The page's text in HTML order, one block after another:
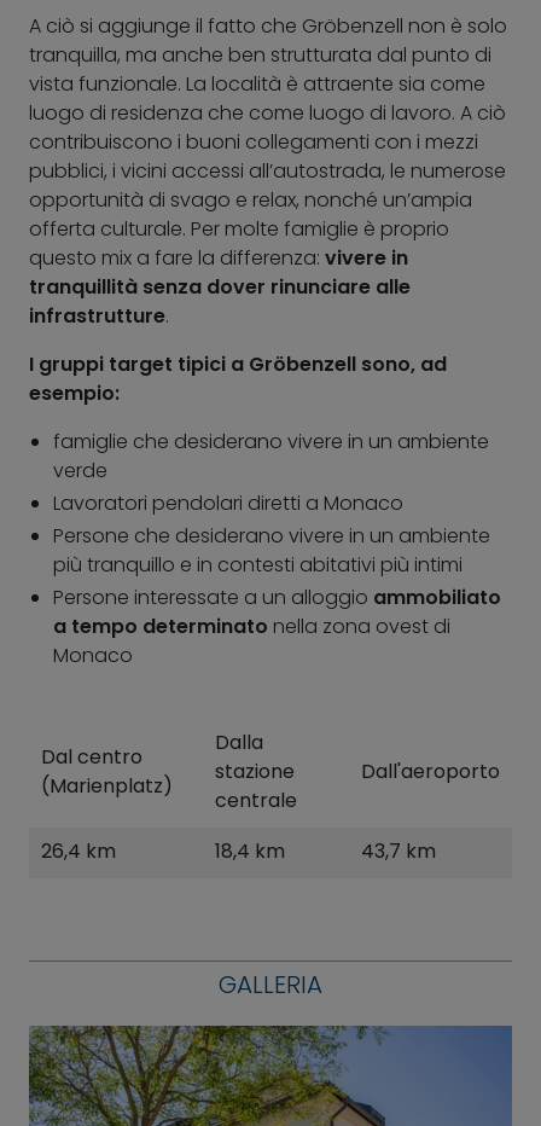
A ciò si aggiunge il fatto che Gröbenzell non è solo
tranquilla, ma anche ben strutturata dal punto di
vista funzionale. La località è attraente sia come
luogo di residenza che come luogo di lavoro. A ciò
contribuiscono i buoni collegamenti con i mezzi
pubblici, i vicini accessi all’autostrada, le numerose
opportunità di svago e relax, nonché un’ampia
offerta culturale. Per molte famiglie è proprio
questo mix a fare la differenza: vivere in
tranquillità senza dover rinunciare alle
infrastrutture.
I gruppi target tipici a Gröbenzell sono, ad
esempio:
famiglie che desiderano vivere in un ambiente
verde
Lavoratori pendolari diretti a Monaco
Persone che desiderano vivere in un ambiente
più tranquillo e in contesti abitativi più intimi
Persone interessate a un alloggio ammobiliato
a tempo determinato nella zona ovest di
Monaco
Dal centro
(Marienplatz)
Dalla
stazione
centrale
Dall'aeroporto
26,4 km 18,4 km 43,7 km
GALLERIA